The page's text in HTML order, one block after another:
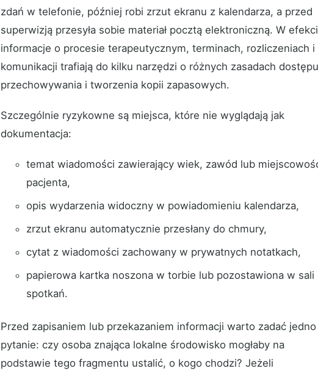
zdań w telefonie, później robi zrzut ekranu z kalendarza, a przed
superwizją przesyła sobie materiał pocztą elektroniczną. W
informacje o procesie terapeutycznym, terminach, rozliczeniach i
komunikacji trafiają do kilku narzędzi o różnych zasadach
przechowywania i tworzenia kopii zapasowych.
Szczególnie ryzykowne są miejsca, które nie wyglądają jak
dokumentacja:
temat wiadomości zawierający wiek, zawód lub
pacjenta,
opis wydarzenia widoczny w powiadomieniu kalendarza,
zrzut ekranu automatycznie przesłany do chmury,
cytat z wiadomości zachowany w prywatnych notatkach,
papierowa kartka noszona w torbie lub pozostawiona w sali
spotkań.
Przed zapisaniem lub przekazaniem informacji warto zadać jedno
pytanie: czy osoba znająca lokalne środowisko mogłaby na
podstawie tego fragmentu ustalić, o kogo chodzi? Jeżeli